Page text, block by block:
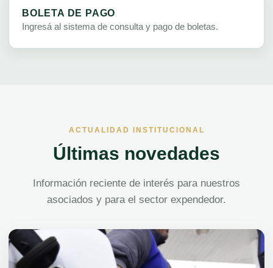
BOLETA DE PAGO
Ingresá al sistema de consulta y pago de boletas.
ACTUALIDAD INSTITUCIONAL
Últimas novedades
Información reciente de interés para nuestros
asociados y para el sector expendedor.